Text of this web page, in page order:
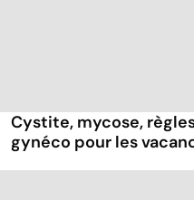
Cystite, mycose,
gynéco pour les